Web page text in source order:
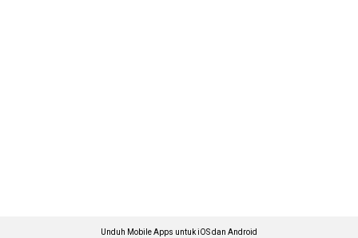
Unduh Mobile Apps untuk iOS dan Android